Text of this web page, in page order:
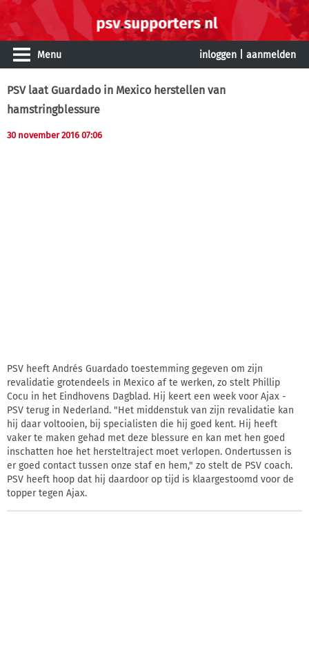
Menu inloggen aanmelden
PSV laat Guardado in Mexico herstellen van
hamstringblessure
30 november 2016 07:06
PSV heeft Andrés Guardado toestemming gegeven om zijn
revalidatie grotendeels in Mexico af te werken, zo stelt Phillip
Cocu in het Eindhovens Dagblad. Hij keert een week voor Ajax -
PSV terug in Nederland. "Het middenstuk van zijn revalidatie kan
hij daar voltooien, bij specialisten die hij goed kent. Hij heeft
vaker te maken gehad met deze blessure en kan met hen goed
inschatten hoe het hersteltraject moet verlopen. Ondertussen is
er goed contact tussen onze staf en hem," zo stelt de PSV coach.
PSV heeft hoop dat hij daardoor op tijd is klaargestoomd voor de
topper tegen Ajax.